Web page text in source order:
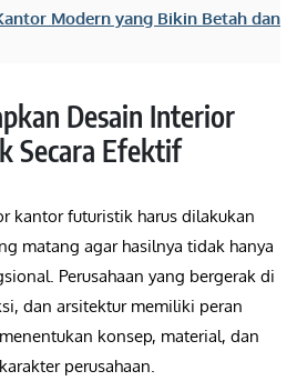
Modern yang Bikin Betah dan
Desain Interior
Secara Efektif
kantor futuristik harus dilakukan
matang agar hasilnya tidak hanya
Perusahaan yang bergerak di
dan arsitektur memiliki peran
konsep, material, dan
perusahaan.